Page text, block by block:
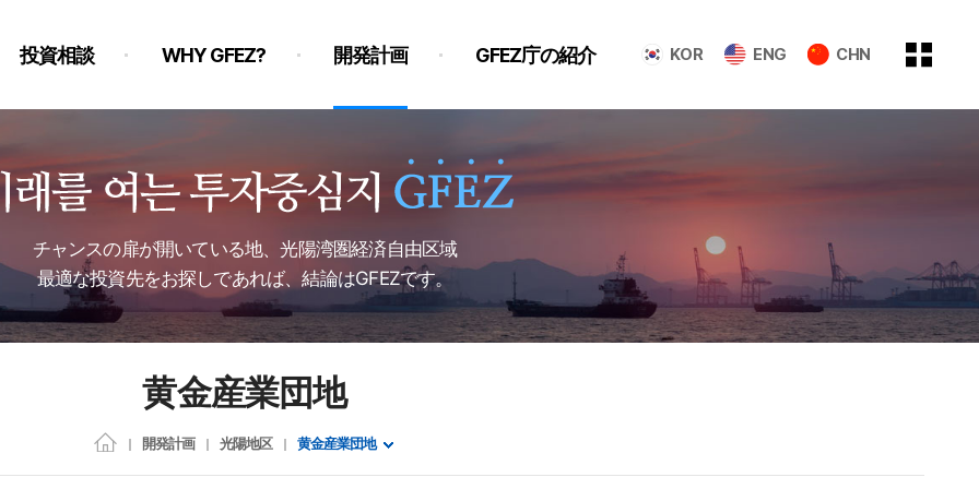
KOR ENG CHN
投資相談 WHY GFEZ? 開発計画 GFEZ庁の紹介
チャンスの扉が開いている地、光陽湾圏経済自由区域
最適な投資先をお探しであれば、結論はGFEZです。
黄金産業団地
開発計画 光陽地区 黄金産業団地